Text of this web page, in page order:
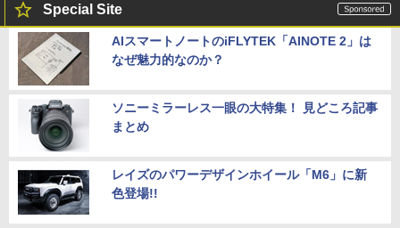
Special Site
AIスマートノートのiFLYTEK「AINOTE 2」は
なぜ魅力的なのか？
ソニーミラーレス一眼の大特集！ 見どころ記事
まとめ
レイズのパワーデザインホイール「M6」に新
色登場!!